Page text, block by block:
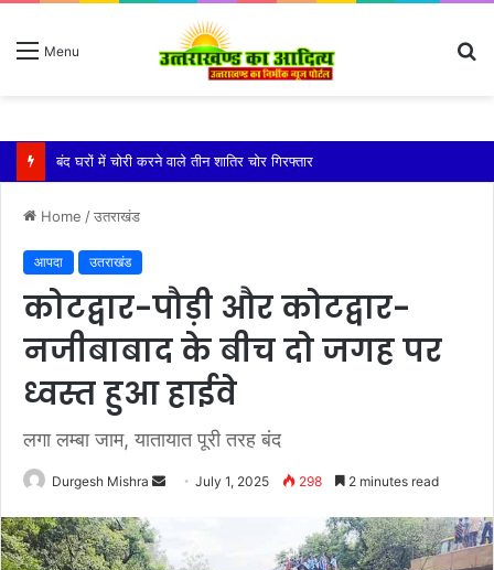
Menu
बारिश ने बढ़ाई दहशत, दरकने लगी जमीन, 10 परिवारों ने छोड़े घर
Home /उतराखंड
आपदा उतराखंड
कोटद्वार-पौड़ी और कोटद्वार-
नजीबाबाद के बीच दो जगह पर
ध्वस्त हुआ हाईवे
लगा लम्बा जाम, यातायात पूरी तरह बंद
Durgesh Mishra
Send July 1, 2025 298 2 minutes read